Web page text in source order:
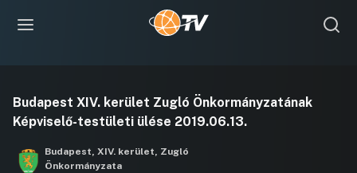
lejátszása
Budapest XIV. kerület Zugló Önkormányzatának
Képviselő-testületi ülése 2019.06.13.
Budapest, XIV. kerület, Zugló
Önkormányzata